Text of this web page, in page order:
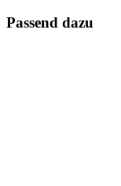
Passend dazu